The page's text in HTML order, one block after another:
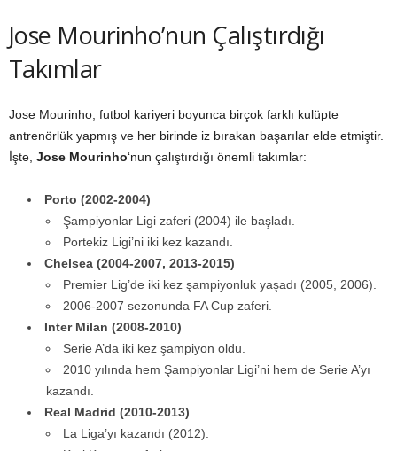
Jose Mourinho’nun Çalıştırdığı
Takımlar
Jose Mourinho, futbol kariyeri boyunca birçok farklı kulüpte
antrenörlük yapmış ve her birinde iz bırakan başarılar elde etmiştir.
İşte, Jose Mourinho‘nun çalıştırdığı önemli takımlar:
Porto (2002-2004)
Şampiyonlar Ligi zaferi (2004) ile başladı.
Portekiz Ligi’ni iki kez kazandı.
Chelsea (2004-2007, 2013-2015)
Premier Lig’de iki kez şampiyonluk yaşadı (2005, 2006).
2006-2007 sezonunda FA Cup zaferi.
Inter Milan (2008-2010)
Serie A’da iki kez şampiyon oldu.
2010 yılında hem Şampiyonlar Ligi’ni hem de Serie A’yı
kazandı.
Real Madrid (2010-2013)
La Liga’yı kazandı (2012).